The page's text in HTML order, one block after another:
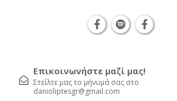
Επικοινωνήστε μαζί μας!
Στείλτε μας το μήνυμά σας στο
danioliptesgr@gmail.com